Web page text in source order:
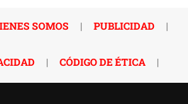
SOMOS | PUBLICIDAD |
| CÓDIGO DE ÉTICA |